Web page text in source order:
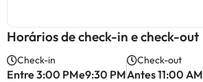
Horários de check-in e check-out
Check-in
Entre 3:00 PMe9:30 PM
Check-out
Antes 11:00 AM